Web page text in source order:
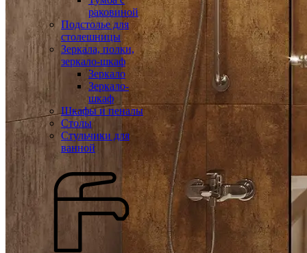
раковиной
Подстолье для
столешницы
Зеркала, полки,
зеркало-шкаф
Зеркало
Зеркало-
шкаф
Шкафы и пеналы
Столы
Стульчики для
ванной